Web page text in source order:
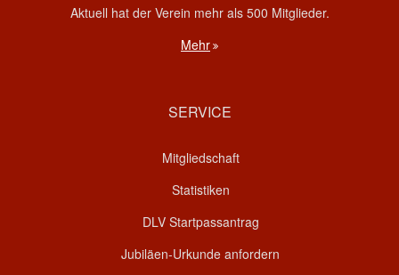
Aktuell hat der Verein mehr als 500 Mitglieder.
Mehr
SERVICE
Mitgliedschaft
Statistiken
DLV Startpassantrag
Jubiläen-Urkunde anfordern